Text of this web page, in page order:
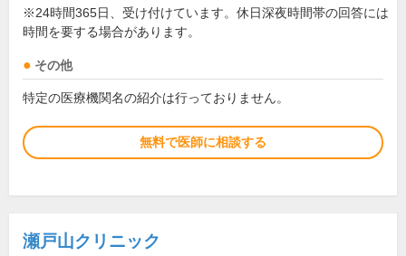
※24時間365日、受け付けています。休日深夜時間帯の回答には
時間を要する場合があります。
その他
特定の医療機関名の紹介は行っておりません。
無料で医師に相談する
瀬戸山クリニック